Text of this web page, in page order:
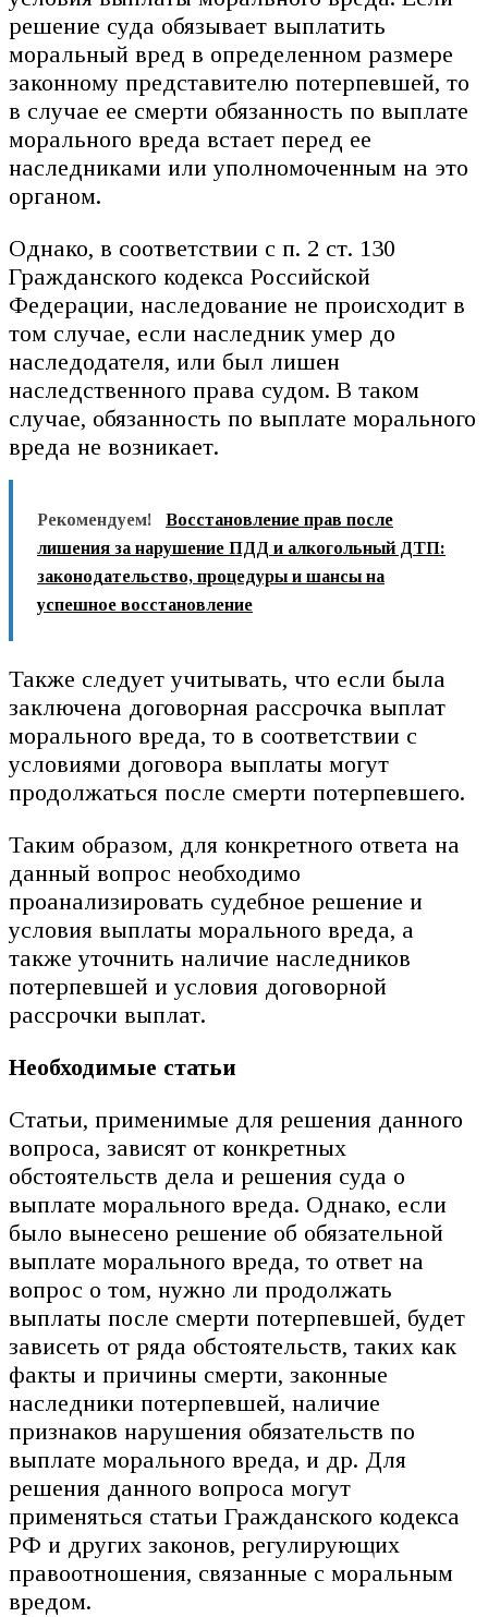
решение суда обязывает выплатить
моральный вред в определенном размере
законному представителю потерпевшей, то
в случае ее смерти обязанность по выплате
морального вреда встает перед ее
наследниками или уполномоченным на это
органом.
Однако, в соответствии с п. 2 ст. 130
Гражданского кодекса Российской
Федерации, наследование не происходит в
том случае, если наследник умер до
наследодателя, или был лишен
наследственного права судом. В таком
случае, обязанность по выплате морального
вреда не возникает.
Рекомендуем!
Восстановление прав после
лишения за нарушение ПДД и алкогольный ДТП:
законодательство, процедуры и шансы на
успешное восстановление
Также следует учитывать, что если была
заключена договорная рассрочка выплат
морального вреда, то в соответствии с
условиями договора выплаты могут
продолжаться после смерти потерпевшего.
Таким образом, для конкретного ответа на
данный вопрос необходимо
проанализировать судебное решение и
условия выплаты морального вреда, а
также уточнить наличие наследников
потерпевшей и условия договорной
рассрочки выплат.
Необходимые статьи
Статьи, применимые для решения данного
вопроса, зависят от конкретных
обстоятельств дела и решения суда о
выплате морального вреда. Однако, если
было вынесено решение об обязательной
выплате морального вреда, то ответ на
вопрос о том, нужно ли продолжать
выплаты после смерти потерпевшей, будет
зависеть от ряда обстоятельств, таких как
факты и причины смерти, законные
наследники потерпевшей, наличие
признаков нарушения обязательств по
выплате морального вреда, и др. Для
решения данного вопроса могут
применяться статьи Гражданского кодекса
РФ и других законов, регулирующих
правоотношения, связанные с моральным
вредом.